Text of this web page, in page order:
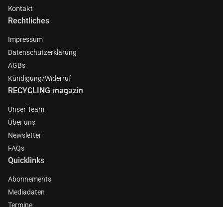
Kontakt
Rechtliches
Impressum
Datenschutzerklärung
AGBs
Kündigung/Widerruf
RECYCLING magazin
Unser Team
Über uns
Newsletter
FAQs
Quicklinks
Abonnements
Mediadaten
Termine